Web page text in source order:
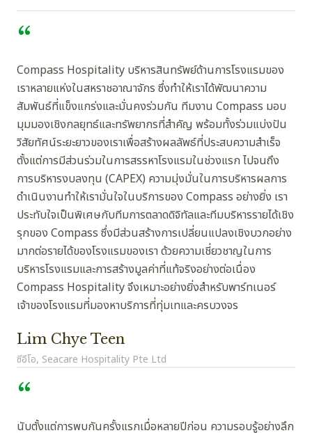
“
Compass Hospitality บริหารสินทรัพย์ด้านการโรงแรมของ
เราหลายแห่งในสหราชอาณาจักร ซึ่งทำให้เราได้พัฒนาความ
สัมพันธ์ที่แข็งแกร่งและมั่นคงร่วมกัน ทีมงาน Compass มอบ
มุมมองเชิงกลยุทธ์และทรัพยากรที่สำคัญ พร้อมทั้งร่วมแบ่งปัน
วิสัยทัศน์ระยะยาวของเราเพื่อสร้างผลลัพธ์ที่ประสบความสำเร็จ
ตั้งแต่การมีส่วนร่วมในการสรรหาโรงแรมในช่วงแรก ไปจนถึง
การบริหารงบลงทุน (CAPEX) ความมุ่งมั่นในการบริหารผลการ
ดำเนินงานทำให้เรามั่นใจในบริการของ Compass อย่างยิ่ง เรา
ประทับใจเป็นพิเศษกับทีมการตลาดดิจิทัลและทีมบริหารรายได้เชิง
รุกของ Compass ซึ่งมีส่วนสร้างการเปลี่ยนแปลงเชิงบวกอย่าง
มากต่อรายได้ของโรงแรมของเรา ด้วยความเชี่ยวชาญในการ
บริหารโรงแรมและการสร้างมูลค่าที่แท้จริงอย่างต่อเนื่อง
Compass Hospitality จึงเหมาะอย่างยิ่งสำหรับพาร์ทเนอร์
เจ้าของโรงแรมที่มองหาบริการที่ทุ่มเทและครบวงจร
Lim Chye Teen
ซีอีโอ, Seacare Hospitality Pte Ltd
“
นับตั้งแต่การพบกันครั้งแรกเมื่อหลายปีก่อน ความรอบรู้อย่างลึก